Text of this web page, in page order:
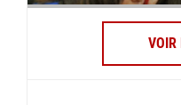
VOIR